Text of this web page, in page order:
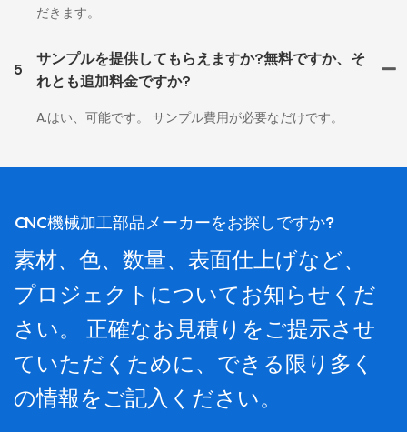
だきます。
5
サンプルを提供してもらえますか?無料ですか、そ
れとも追加料金ですか?
A.はい、可能です。 サンプル費用が必要なだけです。
CNC機械加工部品メーカーをお探しですか?
素材、色、数量、表面仕上げなど、
プロジェクトについてお知らせくだ
さい。 正確なお見積りをご提示させ
ていただくために、できる限り多く
の情報をご記入ください。